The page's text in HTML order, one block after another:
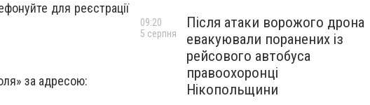
для реєстрації
за адресою:
Після атаки ворожого дрона
евакуювали поранених із
рейсового автобуса
правоохоронці
Нікопольщини
09:20
5 серпня